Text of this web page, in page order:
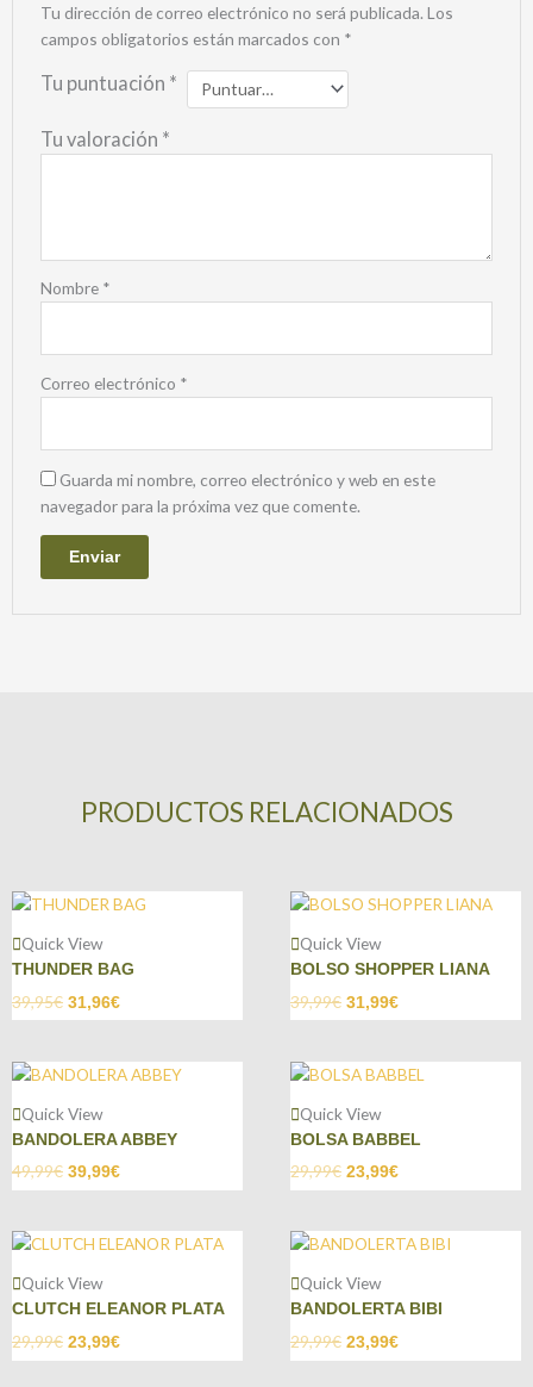
Tu dirección de correo electrónico no será publicada. Los
campos obligatorios están marcados con *
Tu puntuación *
Tu valoración *
Nombre *
Correo electrónico *
Guarda mi nombre, correo electrónico y web en este
navegador para la próxima vez que comente.
PRODUCTOS RELACIONADOS
Quick View
THUNDER BAG
39,95€ 31,96€
Quick View
BOLSO SHOPPER LIANA
39,99€ 31,99€
Quick View
BANDOLERA ABBEY
49,99€ 39,99€
Quick View
BOLSA BABBEL
29,99€ 23,99€
Quick View
CLUTCH ELEANOR PLATA
29,99€ 23,99€
Quick View
BANDOLERTA BIBI
29,99€ 23,99€